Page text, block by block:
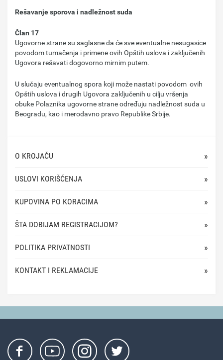
Rešavanje sporova i nadležnost suda
Član 17
Ugovorne strane su saglasne da će sve eventualne nesugasice
povodom tumačenja i primene ovih Opštih uslova i zaključenih
Ugovora rešavati dogovorno mirnim putem.
U slučaju eventualnog spora koji može nastati povodom ovih
Opštih uslova i drugih Ugovora zaključenih u cilju vršenja
obuke Polaznika ugovorne strane određuju nadležnost suda u
Beogradu, kao i merodavno pravo Republike Srbije.
O KROJAČU
USLOVI KORIŠĆENJA
KUPOVINA PO KORACIMA
ŠTA DOBIJAM REGISTRACIJOM?
POLITIKA PRIVATNOSTI
KONTAKT I REKLAMACIJE